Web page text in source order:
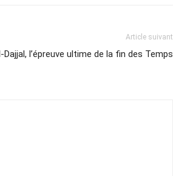
Article suivant
Dajjal, l’épreuve ultime de la fin des Temps